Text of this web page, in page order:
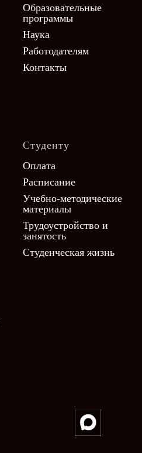
Образовательные
программы
Наука
Работодателям
Контакты
Студенту
Оплата
Расписание
Учебно-методические
материалы
Трудоустройство и
занятость
Студенческая жизнь